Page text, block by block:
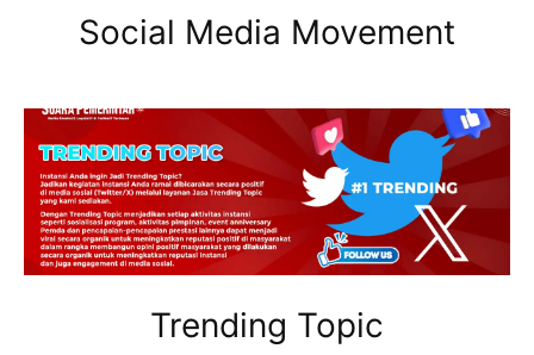
Social Media Movement
Trending Topic